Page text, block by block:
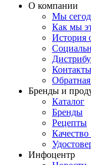
О компании
Мы
Как мы
История
Контакты
Обратная
Бренды и
Каталог
Бренды
Рецепты
Качество
Инфоцентр